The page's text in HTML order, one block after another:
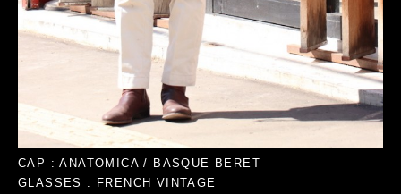
CAP : ANATOMICA / BASQUE BERET
GLASSES : FRENCH VINTAGE